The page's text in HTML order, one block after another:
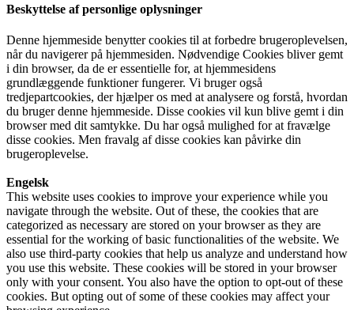
Beskyttelse af personlige oplysninger
Denne hjemmeside benytter cookies til at forbedre brugeroplevelsen,
når du navigerer på hjemmesiden. Nødvendige Cookies bliver gemt
i din browser, da de er essentielle for, at hjemmesidens
grundlæggende funktioner fungerer. Vi bruger også
tredjepartcookies, der hjælper os med at analysere og forstå, hvordan
du bruger denne hjemmeside. Disse cookies vil kun blive gemt i din
browser med dit samtykke. Du har også mulighed for at fravælge
disse cookies. Men fravalg af disse cookies kan påvirke din
brugeroplevelse.
Engelsk
This website uses cookies to improve your experience while you
navigate through the website. Out of these, the cookies that are
categorized as necessary are stored on your browser as they are
essential for the working of basic functionalities of the website. We
also use third-party cookies that help us analyze and understand how
you use this website. These cookies will be stored in your browser
only with your consent. You also have the option to opt-out of these
cookies. But opting out of some of these cookies may affect your